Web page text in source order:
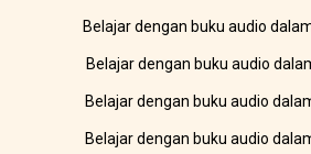
Belajar dengan buku audio
Belajar dengan buku audio
Belajar dengan buku audio
Belajar dengan buku audio